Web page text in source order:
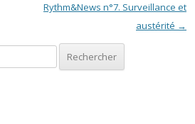
Rythm&News n°7. Surveillance et
austérité →